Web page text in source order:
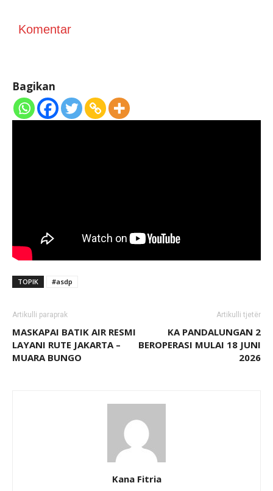
Komentar
Bagikan
TOPIK #asdp
Artikulli paraprak
MASKAPAI BATIK AIR RESMI
LAYANI RUTE JAKARTA –
MUARA BUNGO
Artikulli tjetër
KA PANDALUNGAN 2
BEROPERASI MULAI 18 JUNI
2026
Kana Fitria